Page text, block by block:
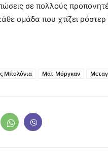
σε πολλούς
ομάδα που χτίζει
Μπολόνια Ματ Μόργκαν